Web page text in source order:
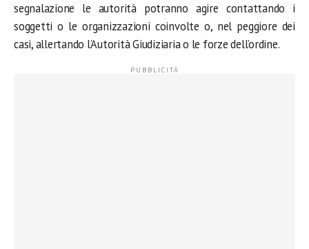
segnalazione le autorità potranno agire contattando i
soggetti o le organizzazioni coinvolte o, nel peggiore dei
casi, allertando l’Autorità Giudiziaria o le forze dell’ordine.